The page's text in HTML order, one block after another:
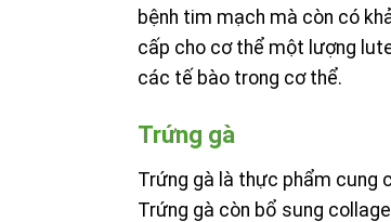
bệnh tim mạch mà còn có
cấp cho cơ thể một lượng
các tế bào trong cơ thể.
Trứng gà
Trứng gà là thực phẩm cung
Trứng gà còn bổ sung